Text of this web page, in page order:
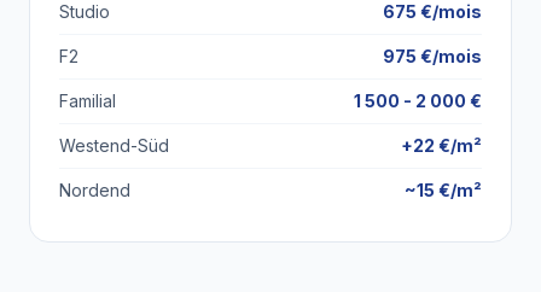
Studio 675 €/mois
F2 975 €/mois
Familial 1 500 - 2 000 €
Westend-Süd +22 €/m²
Nordend ~15 €/m²